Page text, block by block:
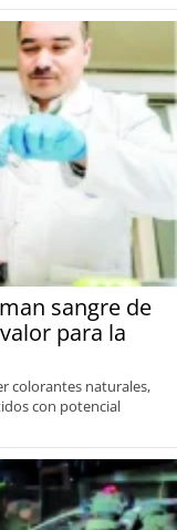
sangre de
para la
colorantes naturales,
con potencial